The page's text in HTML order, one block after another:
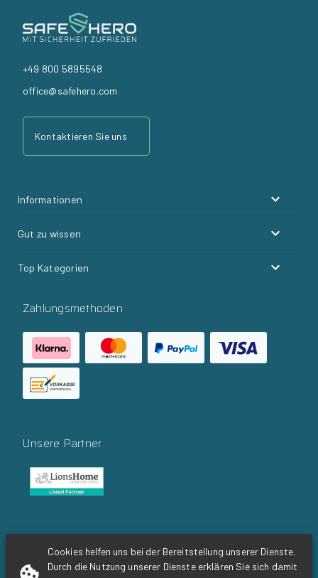
Cookies helfen uns bei der Bereitstellung unserer Dienste.
Durch die Nutzung unserer Dienste erklären Sie sich damit
+49 800 5895548
office@safehero.com
Kontaktieren Sie uns
Informationen
Gut zu wissen
Top Kategorien
Zahlungsmethoden
Unsere Partner